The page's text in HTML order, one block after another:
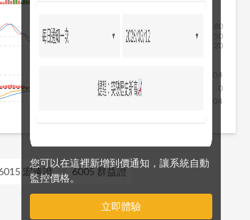
您可以在這裡新增到價通知，讓系統自動
監控價格。
立即體驗
20
50
80
-0.4
0
0.4
宏遠證 6005 群益證